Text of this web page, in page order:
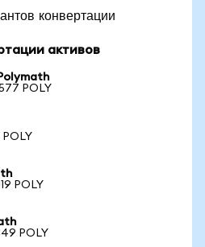
конвертации
активов
POLY
POLY
POLY